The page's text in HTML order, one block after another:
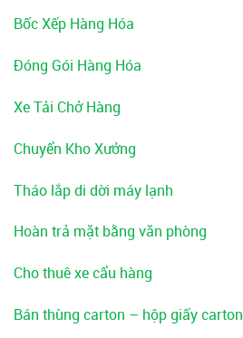
Bốc Xếp Hàng Hóa
Đóng Gói Hàng Hóa
Xe Tải Chở Hàng
Chuyển Kho Xưởng
Tháo lắp di dời máy lạnh
Hoàn trả mặt bằng văn phòng
Cho thuê xe cẩu hàng
Bán thùng carton – hộp giấy carton